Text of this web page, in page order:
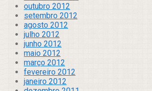
outubro 2012
setembro 2012
agosto 2012
julho 2012
junho 2012
maio 2012
março 2012
fevereiro 2012
janeiro 2012